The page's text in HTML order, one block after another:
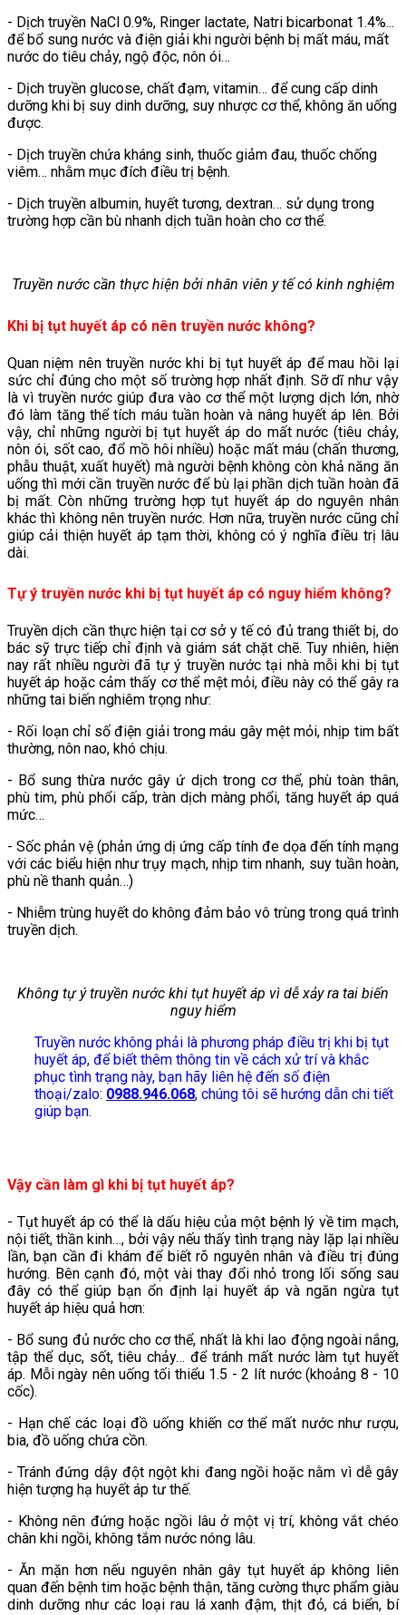
- Dịch truyền NaCl 0.9%, Ringer lactate, Natri bicarbonat 1.4%...
để bổ sung nước và điện giải khi người bệnh bị mất máu, mất
nước do tiêu chảy, ngộ độc, nôn ói…
- Dịch truyền glucose, chất đạm, vitamin… để cung cấp dinh
dưỡng khi bị suy dinh dưỡng, suy nhược cơ thể, không ăn uống
được.
- Dịch truyền chứa kháng sinh, thuốc giảm đau, thuốc chống
viêm… nhằm mục đích điều trị bệnh.
- Dịch truyền albumin, huyết tương, dextran… sử dụng trong
trường hợp cần bù nhanh dịch tuần hoàn cho cơ thể.
Truyền nước cần thực hiện bởi nhân viên y tế có kinh nghiệm
Khi bị tụt huyết áp có nên truyền nước không?
Quan niệm nên truyền nước khi bị tụt huyết áp để mau hồi lại
sức chỉ đúng cho một số trường hợp nhất định. Sỡ dĩ như vậy
là vì truyền nước giúp đưa vào cơ thể một lượng dịch lớn, nhờ
đó làm tăng thể tích máu tuần hoàn và nâng huyết áp lên. Bởi
vậy, chỉ những người bị tụt huyết áp do mất nước (tiêu chảy,
nôn ói, sốt cao, đổ mồ hôi nhiều) hoặc mất máu (chấn thương,
phẫu thuật, xuất huyết) mà người bệnh không còn khả năng ăn
uống thì mới cần truyền nước để bù lại phần dịch tuần hoàn đã
bị mất. Còn những trường hợp tụt huyết áp do nguyên nhân
khác thì không nên truyền nước. Hơn nữa, truyền nước cũng chỉ
giúp cải thiện huyết áp tạm thời, không có ý nghĩa điều trị lâu
dài.
Tự ý truyền nước khi bị tụt huyết áp có nguy hiểm không?
Truyền dịch cần thực hiện tại cơ sở y tế có đủ trang thiết bị, do
bác sỹ trực tiếp chỉ định và giám sát chặt chẽ. Tuy nhiên, hiện
nay rất nhiều người đã tự ý truyền nước tại nhà mỗi khi bị tụt
huyết áp hoặc cảm thấy cơ thể mệt mỏi, điều này có thể gây ra
những tai biến nghiêm trọng như:
- Rối loạn chỉ số điện giải trong máu gây mệt mỏi, nhịp tim bất
thường, nôn nao, khó chịu.
- Bổ sung thừa nước gây ứ dịch trong cơ thể, phù toàn thân,
phù tim, phù phổi cấp, tràn dịch màng phổi, tăng huyết áp quá
mức…
- Sốc phản vệ (phản ứng dị ứng cấp tính đe dọa đến tính mạng
với các biểu hiện như trụy mạch, nhịp tim nhanh, suy tuần hoàn,
phù nề thanh quản…)
- Nhiễm trùng huyết do không đảm bảo vô trùng trong quá trình
truyền dịch.
Không tự ý truyền nước khi tụt huyết áp vì dễ xảy ra tai biến
nguy hiểm
Truyền nước không phải là phương pháp điều trị khi bị tụt
huyết áp, để biết thêm thông tin về cách xử trí và khắc
phục tình trạng này, bạn hãy liên hệ đến số điện
thoại/zalo: 0988.946.068, chúng tôi sẽ hướng dẫn chi tiết
giúp bạn.
Vậy cần làm gì khi bị tụt huyết áp?
- Tụt huyết áp có thể là dấu hiệu của một bệnh lý về tim mạch,
nội tiết, thần kinh…, bởi vậy nếu thấy tình trạng này lặp lại nhiều
lần, bạn cần đi khám để biết rõ nguyên nhân và điều trị đúng
hướng. Bên cạnh đó, một vài thay đổi nhỏ trong lối sống sau
đây có thể giúp bạn ổn định lại huyết áp và ngăn ngừa tụt
huyết áp hiệu quả hơn:
- Bổ sung đủ nước cho cơ thể, nhất là khi lao động ngoài nắng,
tập thể dục, sốt, tiêu chảy… để tránh mất nước làm tụt huyết
áp. Mỗi ngày nên uống tối thiểu 1.5 - 2 lít nước (khoảng 8 - 10
cốc).
- Hạn chế các loại đồ uống khiến cơ thể mất nước như rượu,
bia, đồ uống chứa cồn.
- Tránh đứng dậy đột ngột khi đang ngồi hoặc nằm vì dễ gây
hiện tượng hạ huyết áp tư thế.
- Không nên đứng hoặc ngồi lâu ở một vị trí, không vắt chéo
chân khi ngồi, không tắm nước nóng lâu.
- Ăn mặn hơn nếu nguyên nhân gây tụt huyết áp không liên
quan đến bệnh tim hoặc bệnh thận, tăng cường thực phẩm giàu
dinh dưỡng như các loại rau lá xanh đậm, thịt đỏ, cá biển, bí